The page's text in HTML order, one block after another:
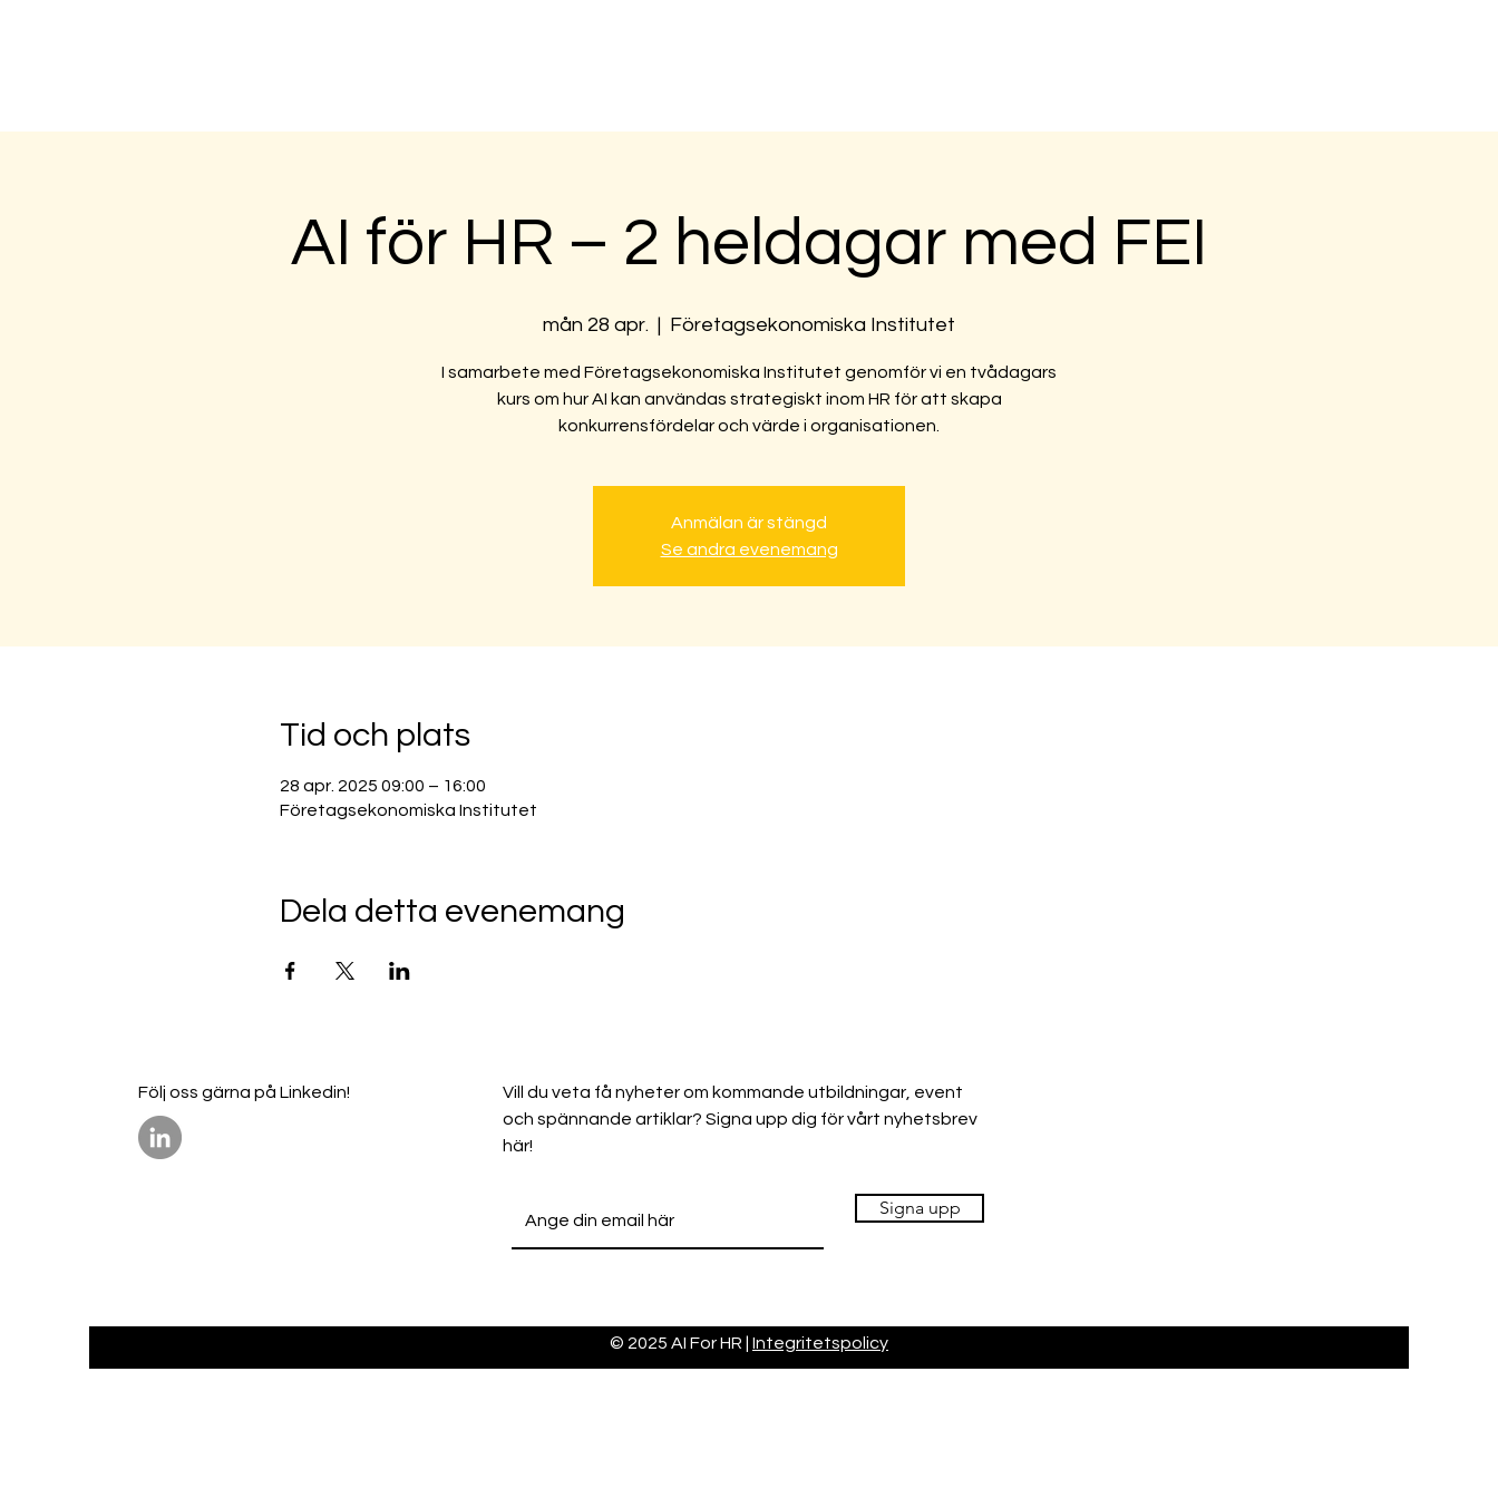
AI för HR – 2 heldagar med FEI
mån 28 apr.
  |
Företagsekonomiska Institutet
I samarbete med Företagsekonomiska Institutet genomför vi en tvådagars
kurs om hur AI kan användas strategiskt inom HR för att skapa
konkurrensfördelar och värde i organisationen.
Anmälan är stängd
Se andra evenemang
Tid och plats
28 apr. 2025 09:00 – 16:00
Företagsekonomiska Institutet
Dela detta evenemang
Följ oss gärna på Linkedin!
Vill du veta få nyheter om kommande utbildningar, event
och spännande artiklar? Signa upp dig för vårt nyhetsbrev
här!
Signa upp
© 2025 AI For HR | Integritetspolicy